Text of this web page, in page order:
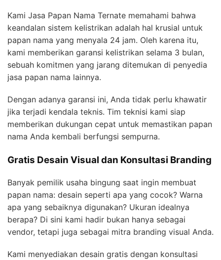
Kami Jasa Papan Nama Ternate memahami bahwa
keandalan sistem kelistrikan adalah hal krusial untuk
papan nama yang menyala 24 jam. Oleh karena itu,
kami memberikan garansi kelistrikan selama 3 bulan,
sebuah komitmen yang jarang ditemukan di penyedia
jasa papan nama lainnya.
Dengan adanya garansi ini, Anda tidak perlu khawatir
jika terjadi kendala teknis. Tim teknisi kami siap
memberikan dukungan cepat untuk memastikan papan
nama Anda kembali berfungsi sempurna.
Gratis Desain Visual dan Konsultasi Branding
Banyak pemilik usaha bingung saat ingin membuat
papan nama: desain seperti apa yang cocok? Warna
apa yang sebaiknya digunakan? Ukuran idealnya
berapa? Di sini kami hadir bukan hanya sebagai
vendor, tetapi juga sebagai mitra branding visual Anda.
Kami menyediakan desain gratis dengan konsultasi